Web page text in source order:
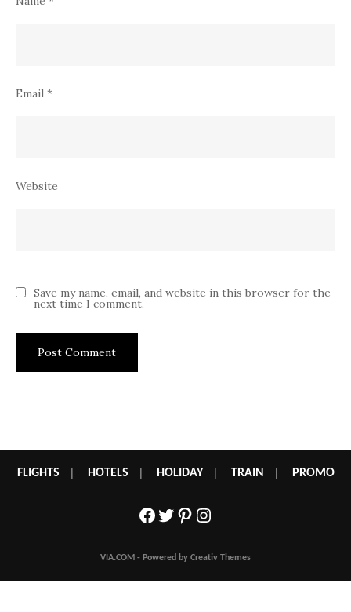
Email *
Website
Save my name, email, and website in this browser for the
next time I comment.
FLIGHTS HOTELS HOLIDAY| TRAIN PROMO
Facebook
Twitter
Pinterest
Instagram
VIA.COM - Powered by Creativ Themes